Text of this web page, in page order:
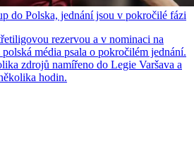
do Polska, jednání jsou v pokročilé fázi
rezervou a v nominaci na
média psala o pokročilém jednání.
zdrojů namířeno do Legie Varšava a
hodin.